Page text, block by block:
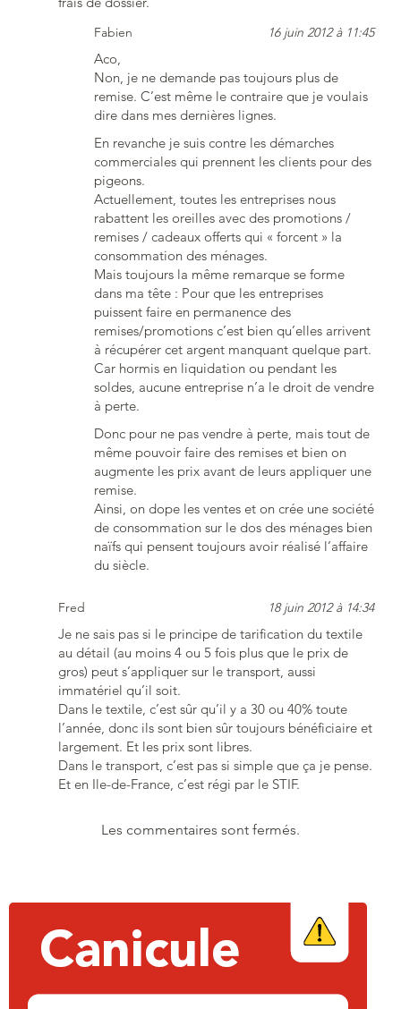
Fabien 16 juin 2012 à 11:45
Aco,
Non, je ne demande pas toujours plus de
remise. C’est même le contraire que je voulais
dire dans mes dernières lignes.
En revanche je suis contre les démarches
commerciales qui prennent les clients pour des
pigeons.
Actuellement, toutes les entreprises nous
rabattent les oreilles avec des promotions /
remises / cadeaux offerts qui « forcent » la
consommation des ménages.
Mais toujours la même remarque se forme
dans ma tête : Pour que les entreprises
puissent faire en permanence des
remises/promotions c’est bien qu’elles arrivent
à récupérer cet argent manquant quelque part.
Car hormis en liquidation ou pendant les
soldes, aucune entreprise n’a le droit de vendre
à perte.
Donc pour ne pas vendre à perte, mais tout de
même pouvoir faire des remises et bien on
augmente les prix avant de leurs appliquer une
remise.
Ainsi, on dope les ventes et on crée une société
de consommation sur le dos des ménages bien
naïfs qui pensent toujours avoir réalisé l’affaire
du siècle.
Fred 18 juin 2012 à 14:34
Je ne sais pas si le principe de tarification du textile
au détail (au moins 4 ou 5 fois plus que le prix de
gros) peut s’appliquer sur le transport, aussi
immatériel qu’il soit.
Dans le textile, c’est sûr qu’il y a 30 ou 40% toute
l’année, donc ils sont bien sûr toujours bénéficiaire et
largement. Et les prix sont libres.
Dans le transport, c’est pas si simple que ça je pense.
Et en Ile-de-France, c’est régi par le STIF.
Les commentaires sont fermés.